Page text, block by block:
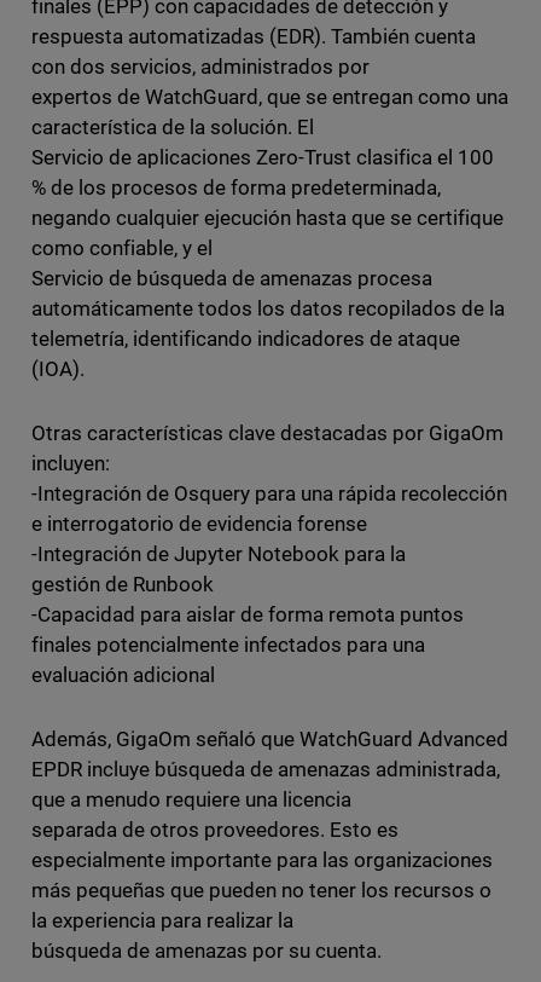
finales (EPP) con capacidades de detección y
respuesta automatizadas (EDR). También cuenta
con dos servicios, administrados por
expertos de WatchGuard, que se entregan como una
característica de la solución. El
Servicio de aplicaciones Zero-Trust clasifica el 100
% de los procesos de forma predeterminada,
negando cualquier ejecución hasta que se certifique
como confiable, y el
Servicio de búsqueda de amenazas procesa
automáticamente todos los datos recopilados de la
telemetría, identificando indicadores de ataque
(IOA).
Otras características clave destacadas por GigaOm
incluyen:
-Integración de Osquery para una rápida recolección
e interrogatorio de evidencia forense
-Integración de Jupyter Notebook para la
gestión de Runbook
-Capacidad para aislar de forma remota puntos
finales potencialmente infectados para una
evaluación adicional
Además, GigaOm señaló que WatchGuard Advanced
EPDR incluye búsqueda de amenazas administrada,
que a menudo requiere una licencia
separada de otros proveedores. Esto es
especialmente importante para las organizaciones
más pequeñas que pueden no tener los recursos o
la experiencia para realizar la
búsqueda de amenazas por su cuenta.